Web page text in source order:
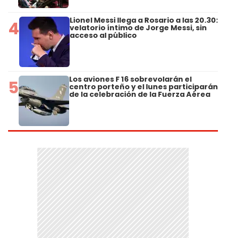
4 Lionel Messi llega a Rosario a las 20.30:
velatorio íntimo de Jorge Messi, sin
acceso al público
5 Los aviones F 16 sobrevolarán el
centro porteño y el lunes participarán
de la celebración de la Fuerza Aérea